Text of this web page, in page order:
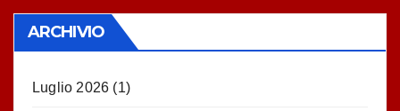
ARCHIVIO
Luglio 2026 (1)